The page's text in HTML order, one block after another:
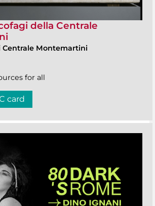
della Centrale
Centrale Montemartini
for all
card